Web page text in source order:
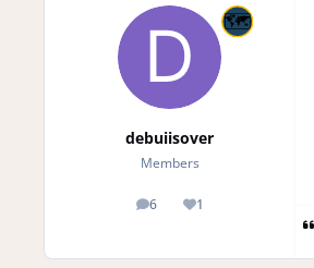
debuiisover
Members
6
posts 1
Reputation